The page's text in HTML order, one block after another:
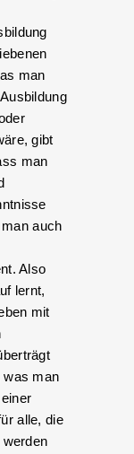
man
gibt
man
auch
Also
lernt,
mit
was man
alle, die